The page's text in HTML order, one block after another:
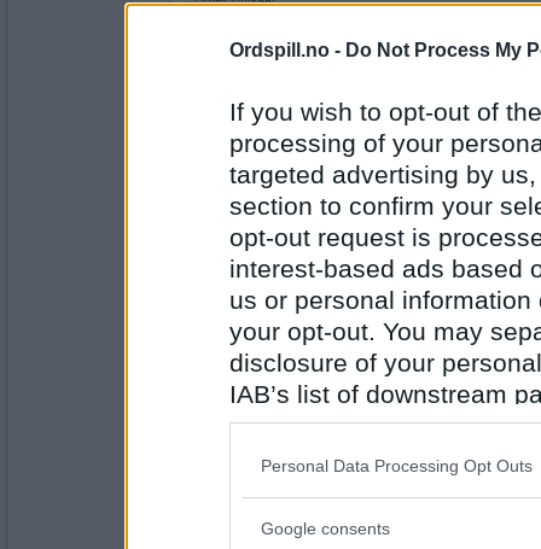
Ordspill.no - Do Not Process My
If you wish to opt-out of
processing of your
targeted advertising by
section to confirm your
opt-out request is
interest-based ads based
us or personal
your opt-out. You may
disclosure of your
IAB’s list of downstream
also be disclosed by us
Downstream Participants
Please note that this
Personal Data Processing Opt Outs
Google consents
11608
Antall innlegg:
43102
svaberg og
et par-tre brygger å komme uti
må ikke komme dit, da tror jeg det
Er du flink til å holde kontakt med
slektninger?
Emil1960
Antall innlegg:
12863
Ja ! Skulle gjerne ønske at de
på Jeløy ?
Ja - men bare en gang.
Har du bodd mange steder i Norge